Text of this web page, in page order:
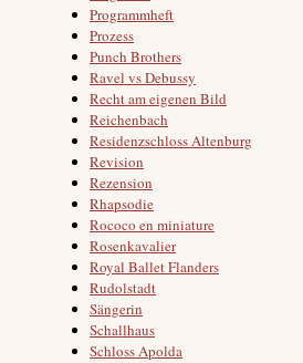
Programmheft
Prozess
Punch Brothers
Ravel vs Debussy
Recht am eigenen Bild
Reichenbach
Residenzschloss Altenburg
Revision
Rezension
Rhapsodie
Rococo en miniature
Rosenkavalier
Royal Ballet Flanders
Rudolstadt
Sängerin
Schallhaus
Schloss Apolda